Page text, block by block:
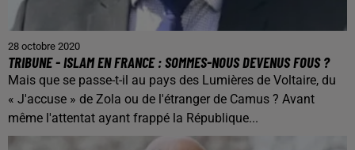
28 octobre 2020
TRIBUNE - ISLAM EN FRANCE : SOMMES-NOUS DEVENUS FOUS ?
Mais que se passe-t-il au pays des Lumières de Voltaire, du
« J'accuse » de Zola ou de l'étranger de Camus ? Avant
même l'attentat ayant frappé la République...